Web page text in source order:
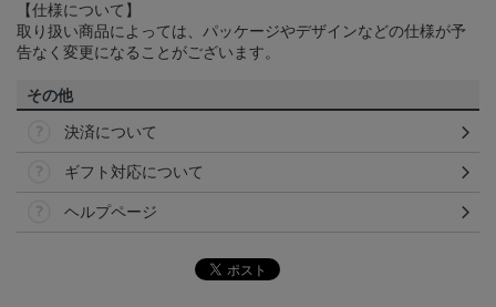
【仕様について】
取り扱い商品によっては、パッケージやデザインなどの仕様が予
告なく変更になることがございます。
その他
決済について
ギフト対応について
ヘルプページ